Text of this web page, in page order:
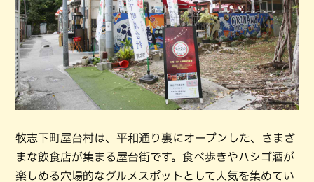
牧志下町屋台村は、平和通り裏にオープンした、さまざ
まな飲食店が集まる屋台街です。食べ歩きやハシゴ酒が
楽しめる穴場的なグルメスポットとして人気を集めてい